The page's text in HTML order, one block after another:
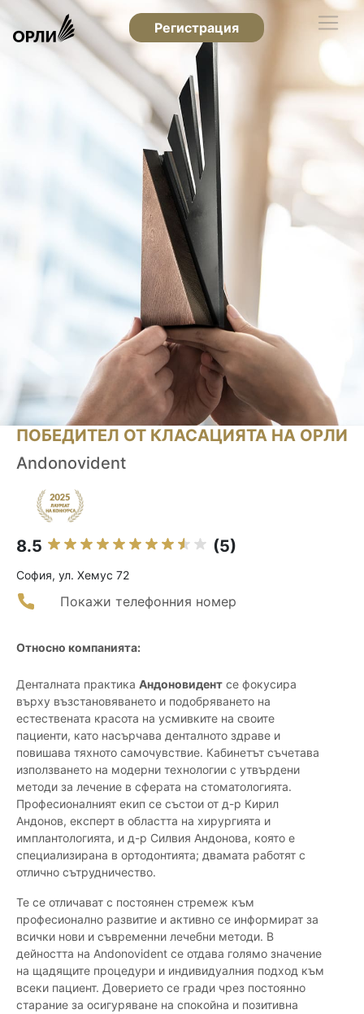
Регистрация
ПОБЕДИТЕЛ ОТ КЛАСАЦИЯТА НА ОРЛИ
Andonovident
8.5 (5)
София, ул. Хемус 72
Покажи телефонния номер
Относно компанията:
Денталната практика Андоновидент се фокусира
върху възстановяването и подобряването на
естествената красота на усмивките на своите
пациенти, като насърчава денталното здраве и
повишава тяхното самочувствие. Кабинетът съчетава
използването на модерни технологии с утвърдени
методи за лечение в сферата на стоматологията.
Професионалният екип се състои от д-р Кирил
Андонов, експерт в областта на хирургията и
имплантологията, и д-р Силвия Андонова, която е
специализирана в ортодонтията; двамата работят с
отлично сътрудничество.
Те се отличават с постоянен стремеж към
професионално развитие и активно се информират за
всички нови и съвременни лечебни методи. В
дейността на Andonovident се отдава голямо значение
на щадящите процедури и индивидуалния подход към
всеки пациент. Доверието се гради чрез постоянно
старание за осигуряване на спокойна и позитивна